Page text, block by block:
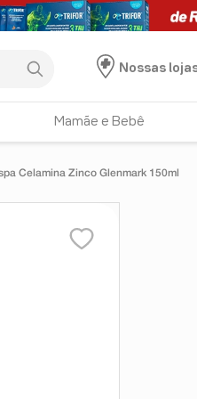
Nossas
Mamãe e Bebê
Celamina Zinco Glenmark 150ml